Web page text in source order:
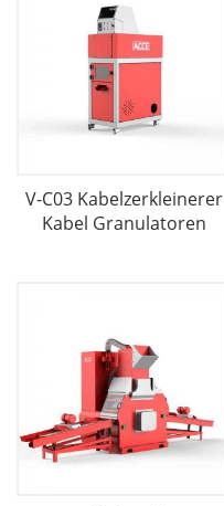
V-C03 Kabelzerkleinerer
Kabel Granulatoren